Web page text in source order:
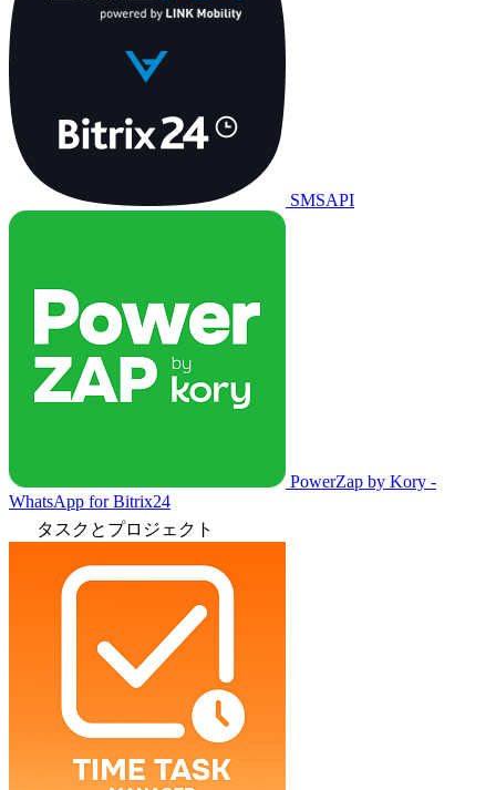
SMSAPI
PowerZap by Kory -
WhatsApp for Bitrix24
タスクとプロジェクト